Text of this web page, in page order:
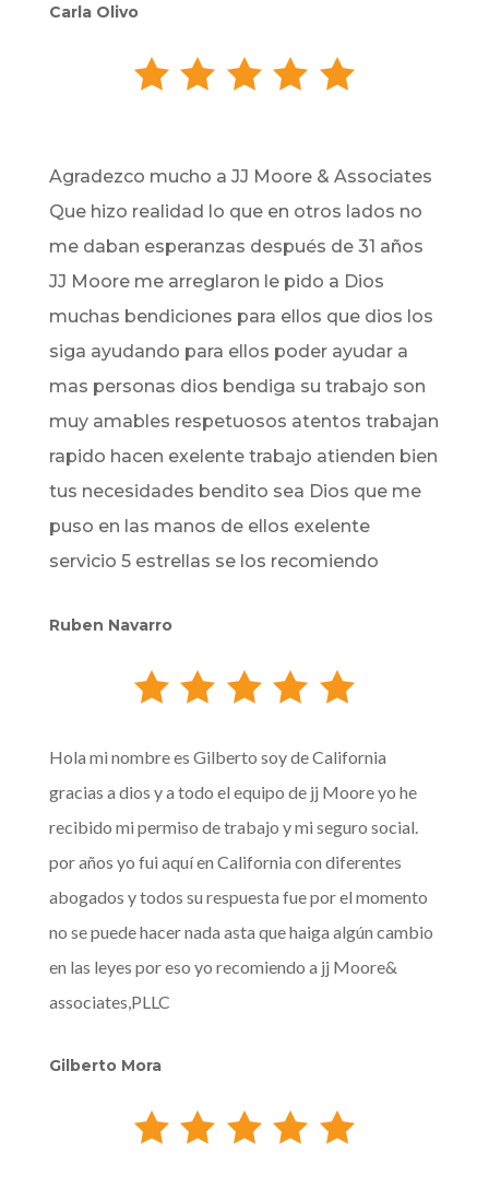
Carla Olivo
Agradezco mucho a JJ Moore & Associates
Que hizo realidad lo que en otros lados no
me daban esperanzas después de 31 años
JJ Moore me arreglaron le pido a Dios
muchas bendiciones para ellos que dios los
siga ayudando para ellos poder ayudar a
mas personas dios bendiga su trabajo son
muy amables respetuosos atentos trabajan
rapido hacen exelente trabajo atienden bien
tus necesidades bendito sea Dios que me
puso en las manos de ellos exelente
servicio 5 estrellas se los recomiendo
Ruben Navarro
Hola mi nombre es Gilberto soy de California
gracias a dios y a todo el equipo de jj Moore yo he
recibido mi permiso de trabajo y mi seguro social.
por años yo fui aquí en California con diferentes
abogados y todos su respuesta fue por el momento
no se puede hacer nada asta que haiga algún cambio
en las leyes por eso yo recomiendo a jj Moore&
associates,PLLC
Gilberto Mora